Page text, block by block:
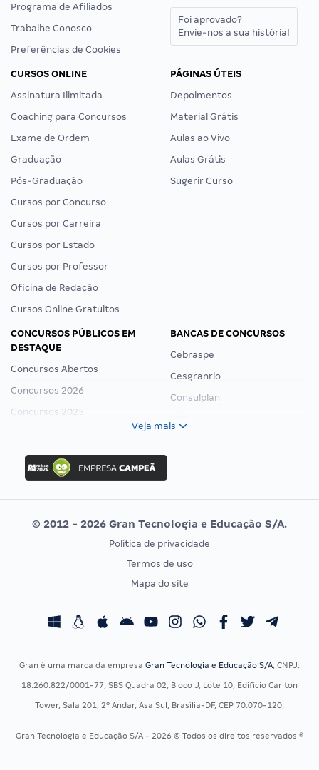
Programa de Afiliados
Trabalhe Conosco
Preferências de Cookies
Foi aprovado?
Envie-nos a sua história!
CURSOS ONLINE
Assinatura Ilimitada
Coaching para Concursos
Exame de Ordem
Graduação
Pós-Graduação
Cursos por Concurso
Cursos por Carreira
Cursos por Estado
Cursos por Professor
Oficina de Redação
Cursos Online Gratuitos
PÁGINAS ÚTEIS
Depoimentos
Material Grátis
Aulas ao Vivo
Aulas Grátis
Sugerir Curso
CONCURSOS PÚBLICOS EM
DESTAQUE
Concursos Abertos
Concursos 2026
Concursos 2025
Concurso Ibama
Concurso MPU
Editais publicados
BANCAS DE CONCURSOS
Cebraspe
Cesgranrio
Consulplan
Vunesp
CONCURSOS POR PROFISSÃO
Concursos Fiscais
Residência Multiprofissional
EXAME DE ORDEM
Calendário OAB
Veja mais
© 2012 - 2026 Gran Tecnologia e Educação S/A.
Política de privacidade
Termos de uso
Mapa do site
Gran é uma marca da empresa Gran Tecnologia e Educação S/A, CNPJ:
18.260.822/0001-77, SBS Quadra 02, Bloco J, Lote 10, Edifício Carlton
Tower, Sala 201, 2º Andar, Asa Sul, Brasília-DF, CEP 70.070-120.
Gran Tecnologia e Educação S/A - 2026 © Todos os direitos reservados ®